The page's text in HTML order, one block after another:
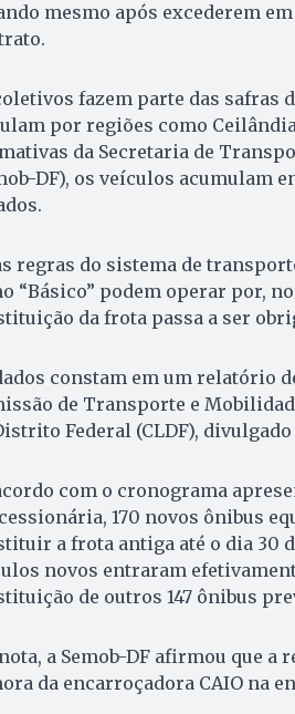
mesmo após excederem
fazem parte das safras
por regiões como
da Secretaria de
DF), os veículos acumulam
regras do sistema de
“Básico” podem operar por,
da frota passa a ser
constam em um relatório
de Transporte e
Federal (CLDF), divulgado
com o cronograma
170 novos ônibus
a frota antiga até o dia 30
novos entraram
de outros 147 ônibus
a Semob-DF afirmou que a
da encarroçadora CAIO na